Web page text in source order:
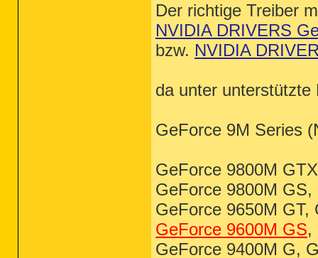
11 00:15 - 00380392 _____ (Microsoft Corporation) C:\Windows\system32\ci.dll
2015-04-22 15:14 - 2009-04-11 00:15 - 00275432 _____ (Microsoft Corporation) C:\Windows\system32\Drivers\fltMgr.sys
2015-04-22 15:14 - 2009-04-11 00:15 - 00223720 _____ (Microsoft Corporation) C:\Windows\system32\mcupdate_GenuineIntel.dll
2015-04-22 15:14 - 2009-04-11 00:15 - 00166888 _____ (Microsoft Corporation) C:\Windows\system32\Drivers\FWPKCLNT.SYS
2015-04-22 15:14 - 2009-04-11 00:15 - 00164840 _____ (Microsoft Corporation) C:\Windows\system32\Drivers\Classpnp.sys
2015-04-22 15:14 - 2009-04-11 00:15 - 00155112 _____ (Microsoft Corporation) C:\Windows\system32\Drivers\ecache.sys
Der richtige Treiber
NVIDIA DRIVERS
bzw. NVIDIA
da unter
GeForce 9M Series
GeForce 9800M
GeForce 9800M
GeForce 9650M GT,
GeForce 9600M GS,
GeForce 9400M G,